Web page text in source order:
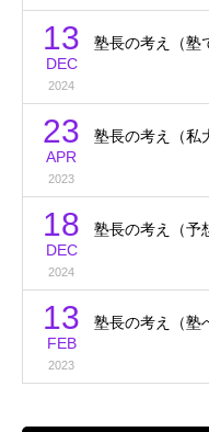
13
DEC
2024
塾長の考え（
23
APR
2023
塾長の考え（
18
DEC
2024
塾長の考え（
13
FEB
2023
塾長の考え（塾